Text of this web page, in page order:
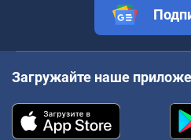
Загружайте наше